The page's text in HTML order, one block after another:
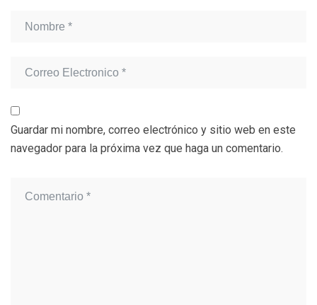
Guardar mi nombre, correo electrónico y sitio web en este
navegador para la próxima vez que haga un comentario.